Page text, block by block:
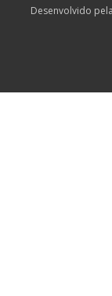
Desenvolvido